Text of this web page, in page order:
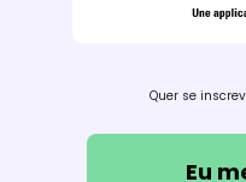
Quer se
Eu